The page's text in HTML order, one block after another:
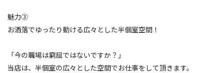
魅力③
お洒落でゆったり動ける広々とした半個室空間！
「今の職場は窮屈ではないですか？」
当店は、半個室の広々とした空間でお仕事をして頂きます。